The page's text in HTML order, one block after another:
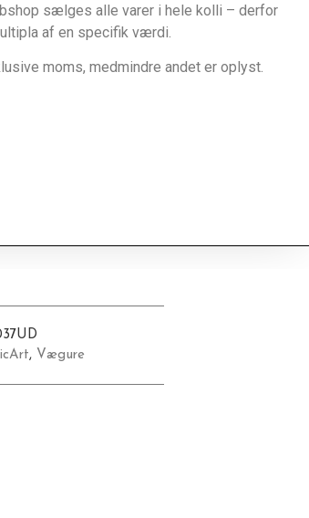
sælges alle varer i hele kolli – derfor
af en specifik værdi.
moms, medmindre andet er oplyst.
, Vægure